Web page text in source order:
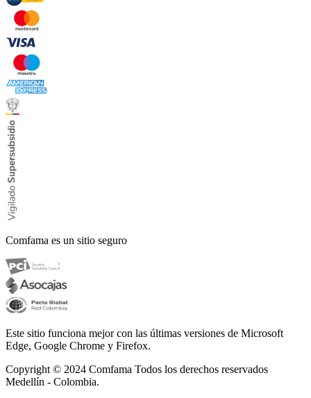
Comfama es un sitio seguro
Este sitio funciona mejor con las últimas versiones de Microsoft
Edge, Google Chrome y Firefox.
Copyright © 2024 Comfama Todos los derechos reservados
Medellín - Colombia.